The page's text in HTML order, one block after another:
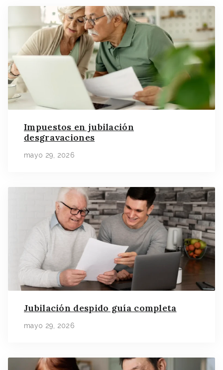
Impuestos en jubilación
desgravaciones
mayo 29, 2026
Jubilación despido guía completa
mayo 29, 2026